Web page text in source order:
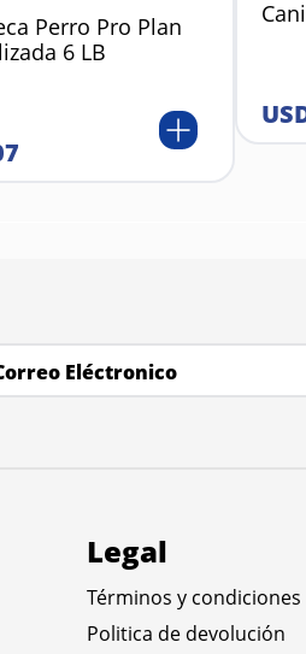
Perro Pro Plan
6 LB
Legal
Términos y condiciones
Politica de devolución